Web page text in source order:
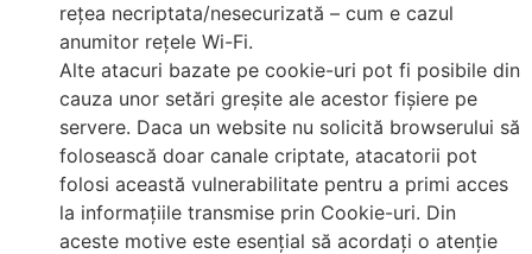
rețea necriptata/nesecurizată – cum e cazul
anumitor rețele Wi-Fi.
Alte atacuri bazate pe cookie-uri pot fi posibile din
cauza unor setări greșite ale acestor fișiere pe
servere. Daca un website nu solicită browserului să
folosească doar canale criptate, atacatorii pot
folosi această vulnerabilitate pentru a primi acces
la informațiile transmise prin Cookie-uri. Din
aceste motive este esențial să acordați o atenție